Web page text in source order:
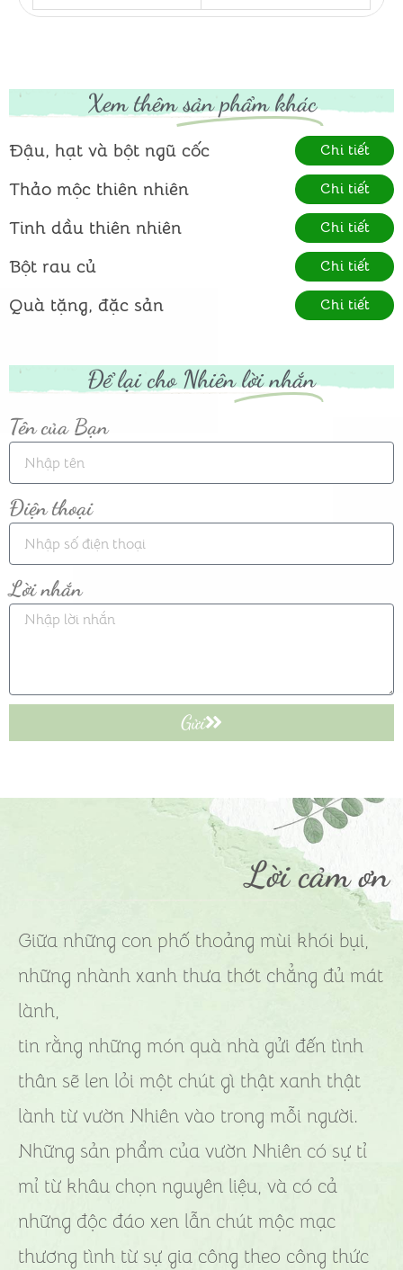
Xem thêm sản phẩm khác
Đậu, hạt và bột ngũ cốc Chi tiết
Thảo mộc thiên nhiên Chi tiết
Tinh dầu thiên nhiên Chi tiết
Bột rau củ Chi tiết
Quà tặng, đặc sản Chi tiết
Để lại cho Nhiên lời nhắn
Tên của Bạn
Điện thoại
Lời nhắn
Gửi
Lời cảm ơn
Giữa những con phố thoảng mùi khói bụi,
những nhành xanh thưa thớt chẳng đủ mát
lành,
tin rằng những món quà nhà gửi đến tình
thân sẽ len lỏi một chút gì thật xanh thật
lành từ vườn Nhiên vào trong mỗi người.
Những sản phẩm của vườn Nhiên có sự tỉ
mỉ từ khâu chọn nguyên liệu, và có cả
những độc đáo xen lẫn chút mộc mạc
thương tình từ sự gia công theo công thức